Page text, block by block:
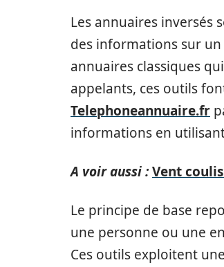
Les annuaires inversés
des informations sur
annuaires classiques
appelants, ces outils
Telephoneannuaire.fr
informations en
A voir aussi :Vent
Le principe de base
une personne ou une
Ces outils exploitent